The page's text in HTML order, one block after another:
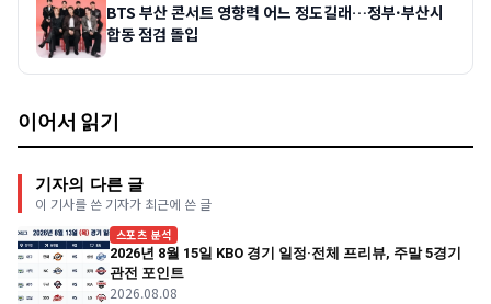
BTS 부산 콘서트 영향력 어느 정도길래…정부·부산시
합동 점검 돌입
이어서 읽기
기자의 다른 글
이 기사를 쓴 기자가 최근에 쓴 글
스포츠 분석
2026년 8월 15일 KBO 경기 일정·전체 프리뷰, 주말 5경기
관전 포인트
2026.08.08